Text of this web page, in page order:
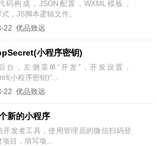
码构成，JSON配置，WXML模板，
，JS脚本逻辑文件。
22 优品致远
小程序密钥)
台，左侧菜单“开发”，开发设置，
小程序密钥)“...
22 优品致远
新的小程序
开发者工具，使用管理员的微信扫码登
目，填写项...